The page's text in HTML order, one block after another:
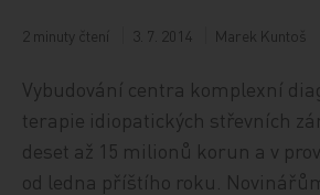
2 minuty čtení 3. 7. 2014 Marek Kuntoš
Vybudování centra komplexní
terapie idiopatických střevních
deset až 15 milionů korun a v
od ledna příštího roku.